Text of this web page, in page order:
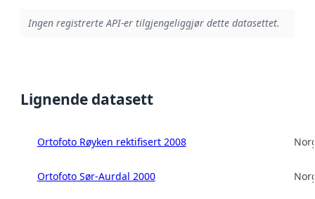
Ingen registrerte API-er tilgjengeliggjør dette datasettet.
Lignende datasett
Ortofoto Røyken rektifisert 2008
Ortofoto Sør-Aurdal 2000